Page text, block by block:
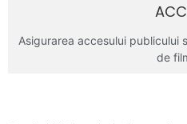
Asigurarea accesului publicului
de